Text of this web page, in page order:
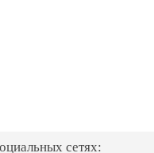
сетях: